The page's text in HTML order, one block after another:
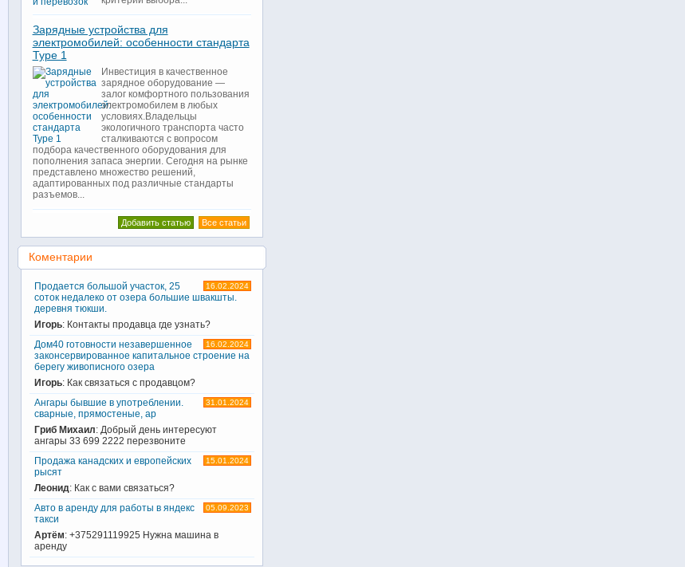
Зарядные устройства для
электромобилей: особенности стандарта
Type 1
Инвестиция в качественное
зарядное оборудование —
залог комфортного пользования
электромобилем в любых
условиях.Владельцы
экологичного транспорта часто
сталкиваются с вопросом
подбора качественного оборудования для
пополнения запаса энергии. Сегодня на рынке
представлено множество решений,
адаптированных под различные стандарты
разъемов...
Все статьи
Добавить статью
Коментарии
16.02.2024
Продается большой участок, 25
соток недалеко от озера большие швакшты.
деревня тюкши.
Игорь: Контакты продавца где узнать?
16.02.2024
Дом40 готовности незавершенное
законсервированное капитальное строение на
берегу живописного озера
Игорь: Как связаться с продавцом?
31.01.2024
Ангары бывшие в употреблении.
сварные, прямостеные, ар
Гриб Михаил: Добрый день интересуют
ангары 33 699 2222 перезвоните
15.01.2024
Продажа канадских и европейских
рысят
Леонид: Как с вами связаться?
05.09.2023
Авто в аренду для работы в яндекс
такси
Артём: +375291119925 Нужна машина в
аренду